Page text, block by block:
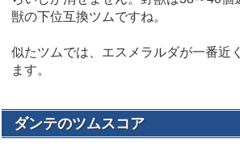
獣の下位互換ツムですね。
似たツムでは、エスメラルダが一番近
ます。
ダンテのツムスコア